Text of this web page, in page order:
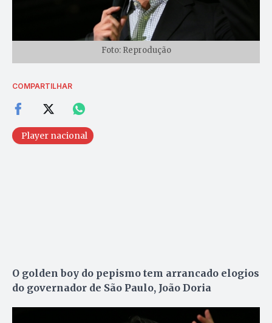
Foto: Reprodução
COMPARTILHAR
Player nacional
O golden boy do pepismo tem arrancado elogios
do governador de São Paulo, João Doria